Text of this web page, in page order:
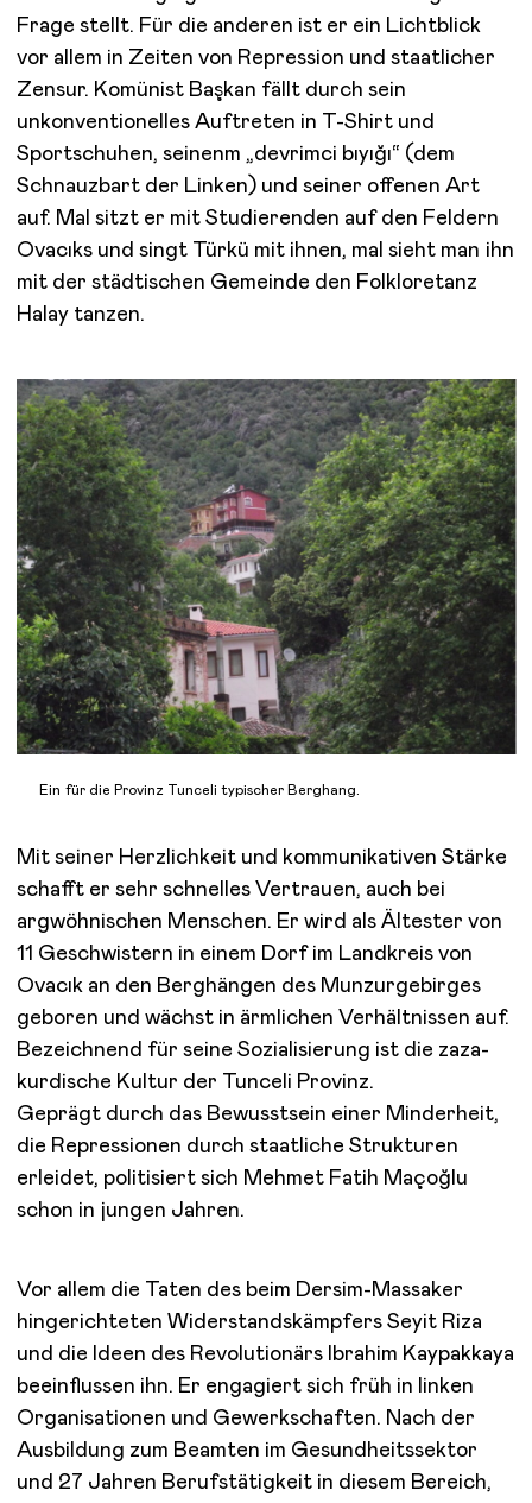
Frage stellt. Für die anderen ist er ein Lichtblick
vor allem in Zeiten von Repression und staatlicher
Zensur. Komünist Başkan fällt durch sein
unkonventionelles Auftreten in T-Shirt und
Sportschuhen, seinenm „devrimci bıyığı“ (dem
Schnauzbart der Linken) und seiner offenen Art
auf. Mal sitzt er mit Studierenden auf den Feldern
Ovacıks und singt Türkü mit ihnen, mal sieht man ihn
mit der städtischen Gemeinde den Folkloretanz
Halay tanzen.
Ein für die Provinz Tunceli typischer Berghang.
Mit seiner Herzlichkeit und kommunikativen Stärke
schafft er sehr schnelles Vertrauen, auch bei
argwöhnischen Menschen. Er wird als Ältester von
11 Geschwistern in einem Dorf im Landkreis von
Ovacık an den Berghängen des Munzurgebirges
geboren und wächst in ärmlichen Verhältnissen auf.
Bezeichnend für seine Sozialisierung ist die zaza-
kurdische Kultur der Tunceli Provinz.
Geprägt durch das Bewusstsein einer Minderheit,
die Repressionen durch staatliche Strukturen
erleidet, politisiert sich Mehmet Fatih Maçoğlu
schon in jungen Jahren.
Vor allem die Taten des beim Dersim-Massaker
hingerichteten Widerstandskämpfers Seyit Riza
und die Ideen des Revolutionärs Ibrahim Kaypakkaya
beeinflussen ihn. Er engagiert sich früh in linken
Organisationen und Gewerkschaften. Nach der
Ausbildung zum Beamten im Gesundheitssektor
und 27 Jahren Berufstätigkeit in diesem Bereich,